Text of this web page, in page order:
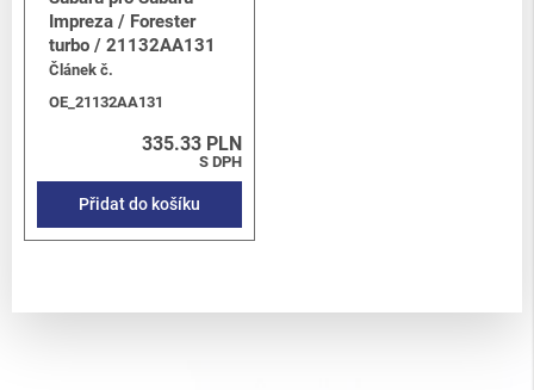
Impreza / Forester
turbo / 21132AA131
Článek č.
OE_21132AA131
335.33 PLN
S DPH
Přidat do košíku